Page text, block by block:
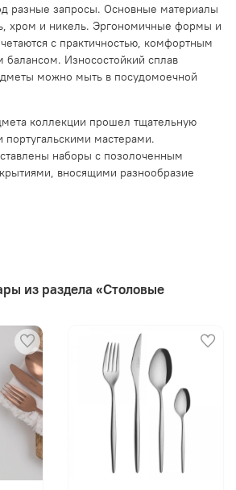
разные запросы. Основные материалы
хром и никель. Эргономичные формы и
с практичностью, комфортным
Износостойкий сплав
можно мыть в посудомоечной
коллекции прошел тщательную
португальскими мастерами.
наборы с позолоченным
вносящими разнообразие
из раздела «Столовые